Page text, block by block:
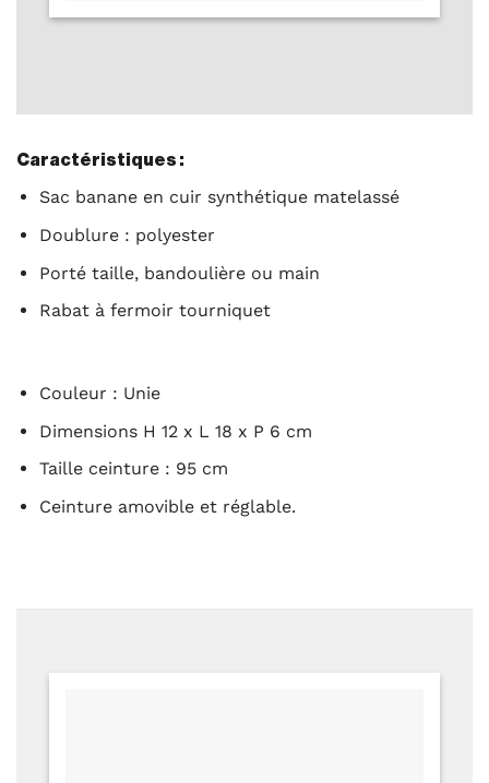
Caractéristiques :
Sac banane en cuir synthétique matelassé
Doublure : polyester
Porté taille, bandoulière ou main
Rabat à fermoir tourniquet
Couleur : Unie
Dimensions H 12 x L 18 x P 6 cm
Taille ceinture : 95 cm
Ceinture amovible et réglable.